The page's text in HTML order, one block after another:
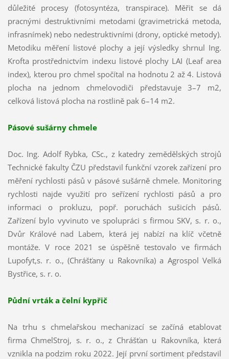
důležité procesy (fotosyntéza, transpirace). Měřit se dá
pracnými destruktivními metodami (gravimetrická metoda,
infrasnímek) nebo nedestruktivními (drony, optické metody).
Metodiku měření listové plochy a její výsledky shrnul Ing.
Krofta prostřednictvím indexu listové plochy LAI (Leaf area
index), kterou pro chmel spočítal na hodnotu 2 až 4. Listová
plocha na jednom chmelovodiči představuje 3–7 m2,
celková listová plocha na rostlině pak 6–14 m2.
Pásové sušárny chmele
Doc. Ing. Adolf Rybka, CSc., z katedry zemědělských strojů
Technické fakulty ČZU představil funkční vzorek zařízení pro
měření rychlosti pásů v pásové sušárně chmele. Monitoring
rychlosti najde využití pro seřízení rychlosti pásů a pro
informaci o prokluzu, popř. poruchách sušicích pásů.
Zařízení bylo vyvinuto ve spolupráci s firmou SKV, s. r. o.,
Dvůr Králové nad Labem, která jej nabízí na klíč včetně
montáže. V roce 2021 se úspěšně testovalo ve firmách
Lupofyt,s. r. o., (Chrášťany u Rakovníka) a Agrospol Velká
Bystřice, s. r. o.
Půdní vrták a čelní kypřič
Na trhu s chmelařskou mechanizací se začíná etablovat
firma ChmelStroj, s. r. o., z Chrášťan u Rakovníka, která
vznikla na podzim roku 2022. Její první sortiment představil